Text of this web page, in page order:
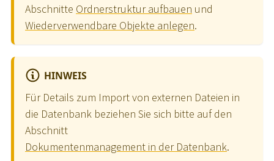
Abschnitte Ordnerstruktur aufbauen und
Wiederverwendbare Objekte anlegen.
HINWEIS
Für Details zum Import von externen Dateien in
die Datenbank beziehen Sie sich bitte auf den
Abschnitt
Dokumentenmanagement in der Datenbank.